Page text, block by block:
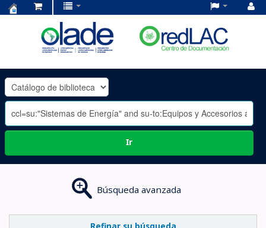
OLADE
-
Ir
Búsqueda avanzada